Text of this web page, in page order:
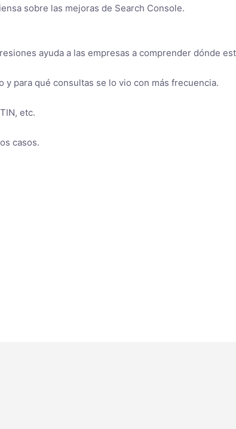
sobre las mejoras de Search Console.
ayuda a las empresas a comprender dónde
para qué consultas se lo vio con más frecuencia.
etc.
casos.